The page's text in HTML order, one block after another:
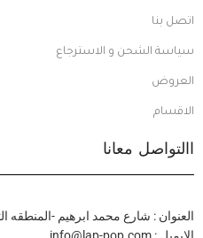
اتصل بنا
سياسة الشحن و الاسترجاع
العروض
الاقسام
االتواصل معانا
العنوان : شارع محمد ابرهيم -المنطقه